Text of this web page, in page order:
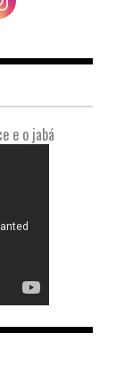
e o jabá